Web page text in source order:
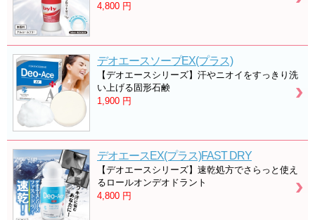
4,800 円
デオエースソープEX(プラス)
【デオエースシリーズ】汗やニオイをすっきり洗
い上げる固形石鹸
1,900 円
デオエースEX(プラス)FAST DRY
【デオエースシリーズ】速乾処方でさらっと使え
るロールオンデオドラント
4,800 円